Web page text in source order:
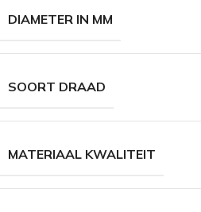
Populaire merken
DIAMETER IN MM
SOORT DRAAD
MATERIAAL KWALITEIT